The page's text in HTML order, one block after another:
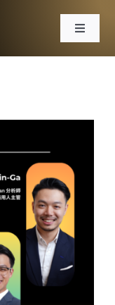
Toggle